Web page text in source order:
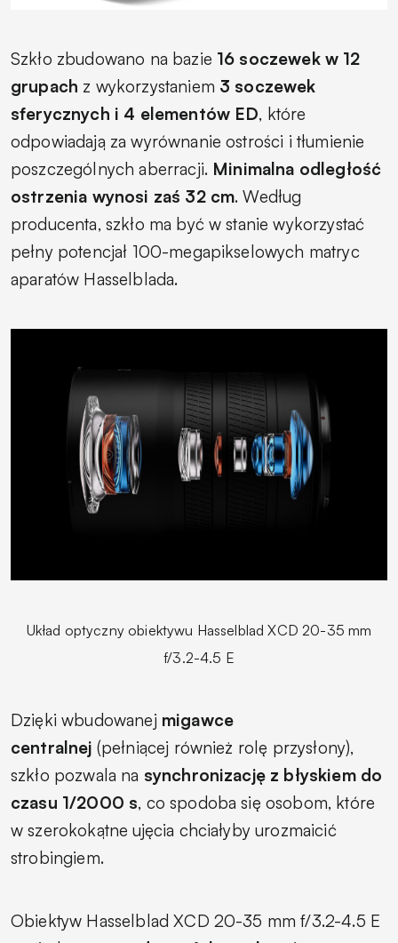
Szkło zbudowano na bazie 16 soczewek w 12
grupach z wykorzystaniem 3 soczewek
sferycznych i 4 elementów ED, które
odpowiadają za wyrównanie ostrości i tłumienie
poszczególnych aberracji. Minimalna odległość
ostrzenia wynosi zaś 32 cm. Według
producenta, szkło ma być w stanie wykorzystać
pełny potencjał 100-megapikselowych matryc
aparatów Hasselblada.
Układ optyczny obiektywu Hasselblad XCD 20-35 mm
f/3.2-4.5 E
Dzięki wbudowanej migawce
centralnej (pełniącej również rolę przysłony),
szkło pozwala na synchronizację z błyskiem do
czasu 1/2000 s, co spodoba się osobom, które
w szerokokątne ujęcia chciałyby urozmaicić
strobingiem.
Obiektyw Hasselblad XCD 20-35 mm f/3.2-4.5 E